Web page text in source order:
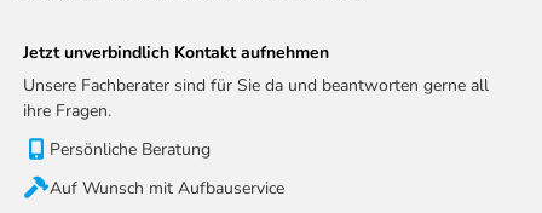
Jetzt unverbindlich Kontakt aufnehmen
Unsere Fachberater sind für Sie da und beantworten gerne all
ihre Fragen.
Persönliche Beratung
Auf Wunsch mit Aufbauservice